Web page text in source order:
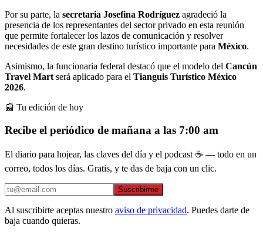
Por su parte, la secretaria Josefina Rodríguez agradeció la
presencia de los representantes del sector privado en esta reunión
que permite fortalecer los lazos de comunicación y resolver
necesidades de este gran destino turístico importante para México.
Asimismo, la funcionaria federal destacó que el modelo del Cancún
Travel Mart será aplicado para el Tianguis Turístico México
2026.
📰 Tu edición de hoy
Recibe el periódico de mañana a las 7:00 am
El diario para hojear, las claves del día y el podcast ☕ — todo en un
correo, todos los días. Gratis, y te das de baja con un clic.
Suscribirme
Al suscribirte aceptas nuestro aviso de privacidad. Puedes darte de
baja cuando quieras.